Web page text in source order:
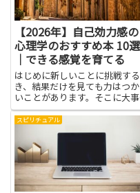
【2026年】自己効力感の
心理学のおすすめ本 10選
｜できる感覚を育てる
はじめに新しいことに挑戦す
き、結果だけを見ても力はつ
いことがあります。そこに大
のが、自分にはできるという
ち、つまり自己効力感の心理
す。人はその感覚があるとき、
しい課題にも前向きに取り組
失敗してもくじけにくくなりま
す...
スピリチュアル